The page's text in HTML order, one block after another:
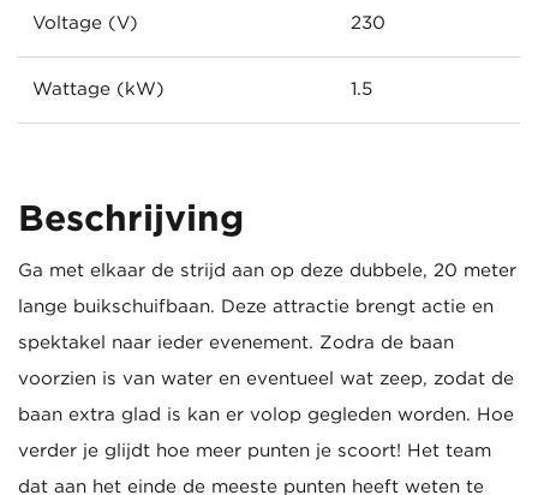
Voltage (V) 230
Wattage (kW) 1.5
Beschrijving
Ga met elkaar de strijd aan op deze dubbele, 20 meter
lange buikschuifbaan. Deze attractie brengt actie en
spektakel naar ieder evenement. Zodra de baan
voorzien is van water en eventueel wat zeep, zodat de
baan extra glad is kan er volop gegleden worden. Hoe
verder je glijdt hoe meer punten je scoort! Het team
dat aan het einde de meeste punten heeft weten te